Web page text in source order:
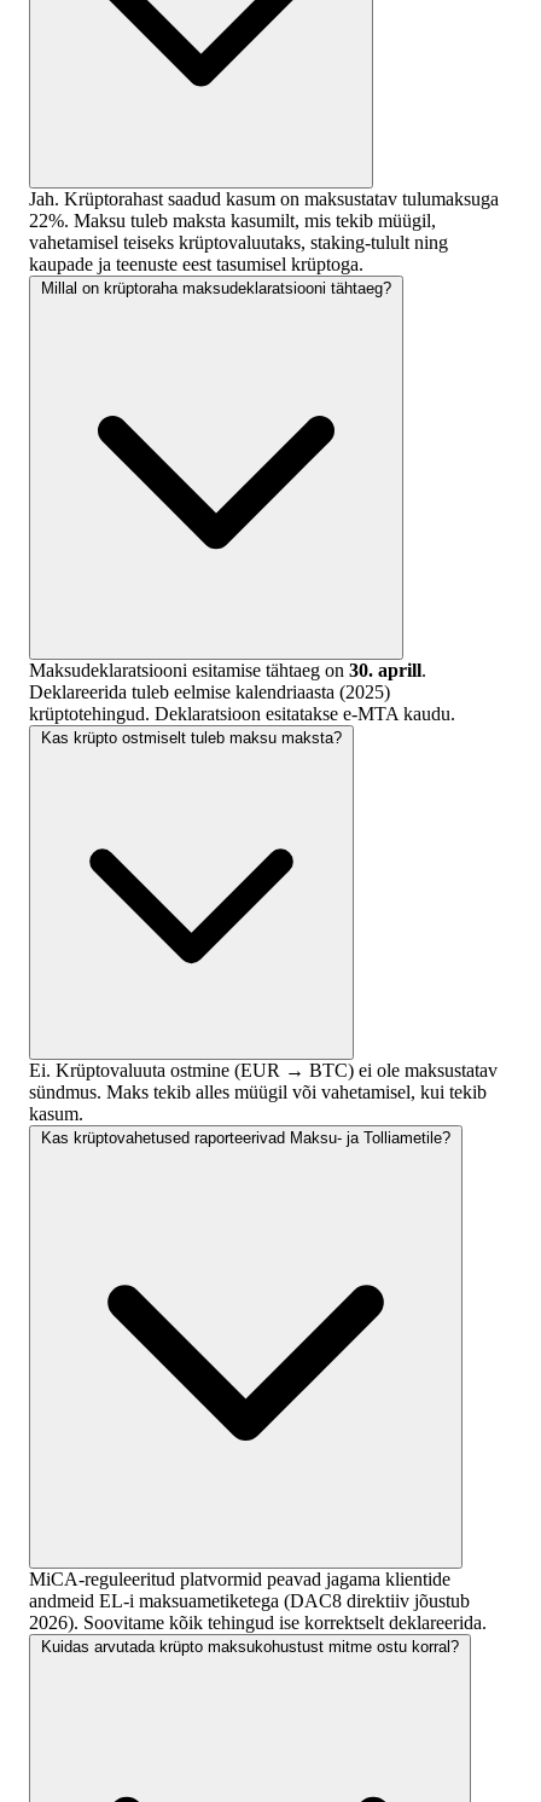
Jah. Krüptorahast saadud kasum on maksustatav tulumaksuga
22%. Maksu tuleb maksta kasumilt, mis tekib müügil,
vahetamisel teiseks krüptovaluutaks, staking-tulult ning
kaupade ja teenuste eest tasumisel krüptoga.
Millal on krüptoraha maksudeklaratsiooni tähtaeg?
Maksudeklaratsiooni esitamise tähtaeg on 30. aprill.
Deklareerida tuleb eelmise kalendriaasta (2025)
krüptotehingud. Deklaratsioon esitatakse e-MTA kaudu.
Kas krüpto ostmiselt tuleb maksu maksta?
Ei. Krüptovaluuta ostmine (EUR → BTC) ei ole maksustatav
sündmus. Maks tekib alles müügil või vahetamisel, kui tekib
kasum.
Kas krüptovahetused raporteerivad Maksu- ja Tolliametile?
MiCA-reguleeritud platvormid peavad jagama klientide
andmeid EL-i maksuametiketega (DAC8 direktiiv jõustub
2026). Soovitame kõik tehingud ise korrektselt deklareerida.
Kuidas arvutada krüpto maksukohustust mitme ostu korral?